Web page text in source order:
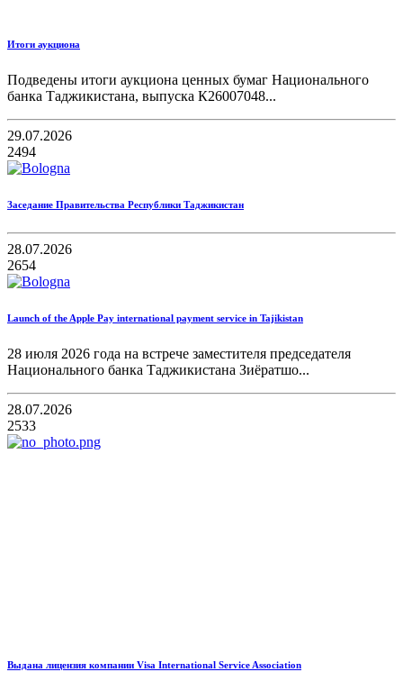
Итоги аукциона
Подведены итоги аукциона ценных бумаг Национального
банка Таджикистана, выпуска К26007048...
29.07.2026
2494
Заседание Правительства Республики Таджикистан
28.07.2026
2654
Launch of the Apple Pay international payment service in Tajikistan
28 июля 2026 года на встрече заместителя председателя
Национального банка Таджикистана Зиёратшо...
28.07.2026
2533
Выдана лицензия компании Visa International Service Association